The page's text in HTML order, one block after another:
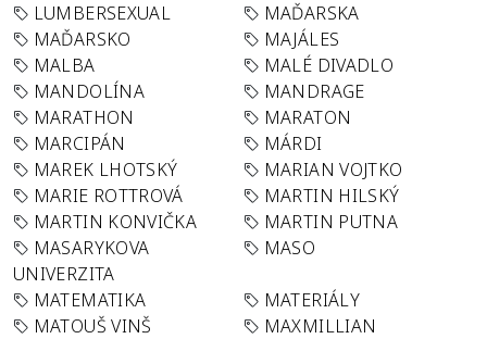
LUMBERSEXUAL
MAĎARSKA
MAĎARSKO
MAJÁLES
MALBA
MALÉ DIVADLO
MANDOLÍNA
MANDRAGE
MARATHON
MARATON
MARCIPÁN
MÁRDI
MAREK LHOTSKÝ
MARIAN VOJTKO
MARIE ROTTROVÁ
MARTIN HILSKÝ
MARTIN KONVIČKA
MARTIN PUTNA
MASARYKOVA
UNIVERZITA
MASO
MATEMATIKA
MATERIÁLY
MATOUŠ VINŠ
MAXMILLIAN